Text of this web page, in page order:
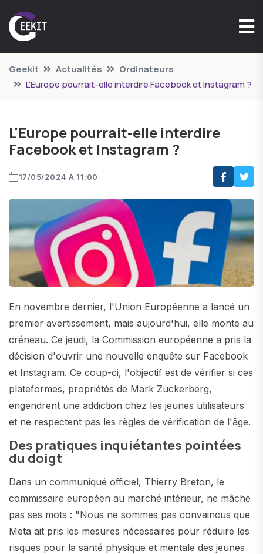
Geekit Actualités
Ordinateurs
L'Europe pourrait-elle interdire Facebook et Instagram ?
L'Europe pourrait-elle interdire
Facebook et Instagram ?
17/05/2024 À 11:00
En novembre dernier, l'Union Européenne a lancé un
premier avertissement, mais aujourd'hui, elle monte au
créneau. Ce jeudi, la Commission européenne a pris la
décision d'ouvrir une nouvelle enquête sur Facebook
et Instagram. Ce coup-ci, l'objectif est de vérifier si ces
plateformes, propriétés de Mark Zuckerberg,
engendrent une addiction chez les jeunes utilisateurs
et ne respectent pas les règles de vérification de l'âge.
Des pratiques inquiétantes pointées
du doigt
Dans un communiqué officiel, Thierry Breton, le
commissaire européen au marché intérieur, ne mâche
pas ses mots : "Nous ne sommes pas convaincus que
Meta ait pris les mesures nécessaires pour réduire les
risques pour la santé physique et mentale des jeunes